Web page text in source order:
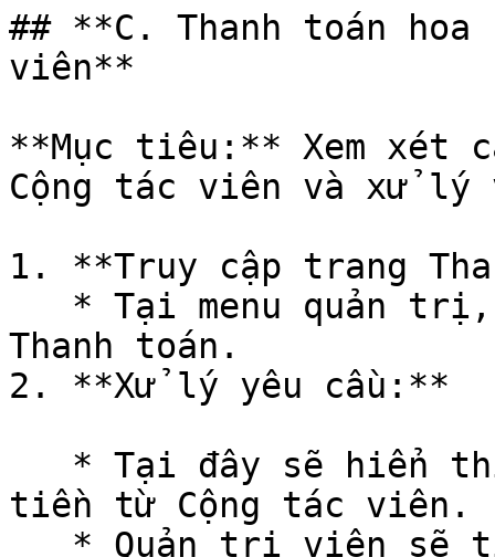
## **C. Thanh toán
viên**
**Mục tiêu:** Xem xét
Cộng tác viên và xử
1. **Truy cập trang
Thanh toán.
2. **Xử lý yêu cầu:**
tiền từ Cộng tác viên.